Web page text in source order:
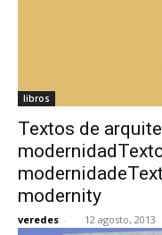
libros
Textos de
modernity
veredes - 12 agosto, 2013